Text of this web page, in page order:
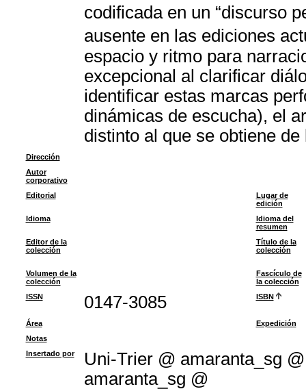
codificada en un “discurso
ausente en las ediciones
espacio y ritmo para
excepcional al clarificar
identificar estas marcas
dinámicas de escucha), el
distinto al que se obtiene
Dirección
Autor
corporativo
Editorial
Lugar de
edición
Idioma
Idioma del
resumen
Editor de la
colección
Título de la
colección
Volumen de la
colección
Fascículo de
la colección
ISSN
0147-3085 ISBN
Área
Expedición
Notas
Insertado por
Uni-Trier @ amaranta_sg
amaranta_sg @